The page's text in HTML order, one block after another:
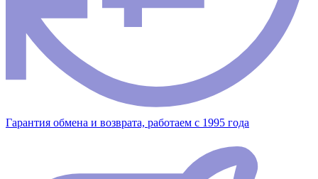
Гарантия обмена и возврата, работаем с 1995 года